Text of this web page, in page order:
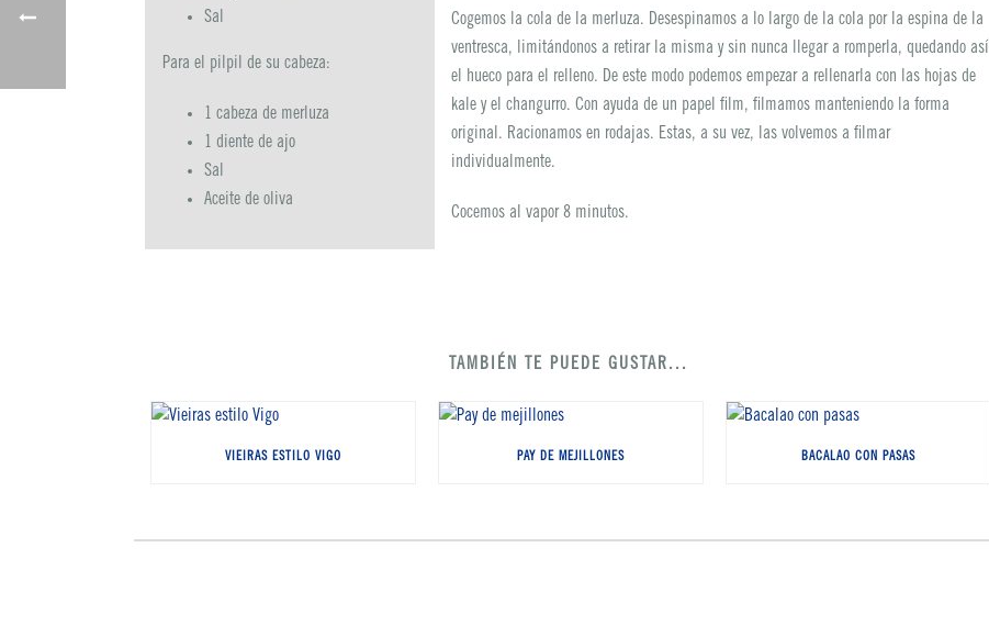
Sal
Para el pilpil de su cabeza:
1 cabeza de merluza
1 diente de ajo
Sal
Aceite de oliva
Cogemos la cola de la merluza. Desespinamos a lo largo de la cola por la espina de la
ventresca, limitándonos a retirar la misma y sin nunca llegar a romperla, quedando así
el hueco para el relleno. De este modo podemos empezar a rellenarla con las hojas de
kale y el changurro. Con ayuda de un papel film, filmamos manteniendo la forma
original. Racionamos en rodajas. Estas, a su vez, las volvemos a filmar
individualmente.
Cocemos al vapor 8 minutos.
TAMBIÉN TE PUEDE GUSTAR...
VIEIRAS ESTILO VIGO PAY DE MEJILLONES BACALAO CON PASAS